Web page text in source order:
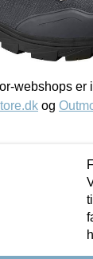
webshops er
og